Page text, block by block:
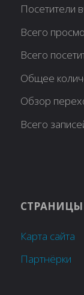
Посетители
Всего
Всего
Общее
Обзор
Всего
СТРАНИЦЫ
Карта сайта
Партнёрки